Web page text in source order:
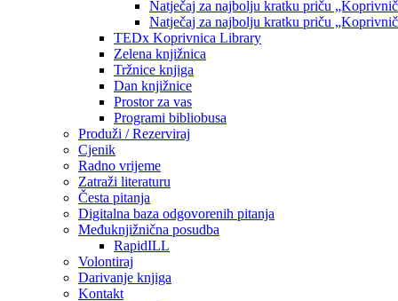
Natječaj za najbolju kratku priču
Natječaj za najbolju kratku priču
TEDx Koprivnica Library
Zelena knjižnica
Tržnice knjiga
Dan knjižnice
Prostor za vas
Programi bibliobusa
Produži / Rezerviraj
Cjenik
Radno vrijeme
Zatraži literaturu
Česta pitanja
Digitalna baza odgovorenih pitanja
Međuknjižnična posudba
RapidILL
Volontiraj
Darivanje knjiga
Kontakt